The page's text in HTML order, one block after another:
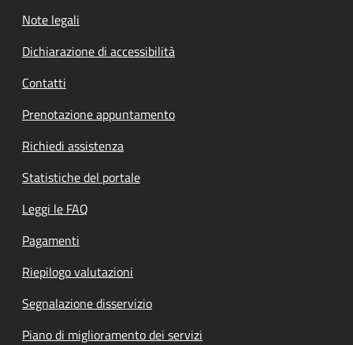
Note legali
Dichiarazione di accessibilità
Contatti
Prenotazione appuntamento
Richiedi assistenza
Statistiche del portale
Leggi le FAQ
Pagamenti
Riepilogo valutazioni
Segnalazione disservizio
Piano di miglioramento dei servizi